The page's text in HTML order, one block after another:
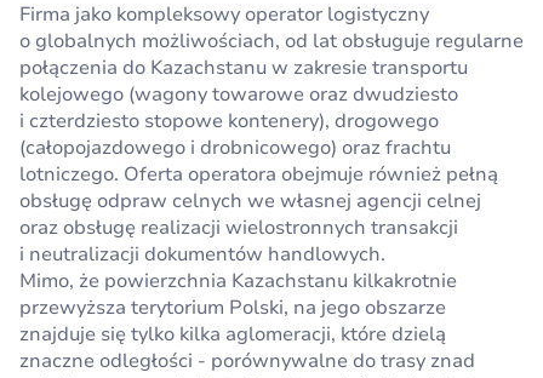
Firma jako kompleksowy operator logistyczny
o globalnych możliwościach, od lat obsługuje regularne
połączenia do Kazachstanu w zakresie transportu
kolejowego (wagony towarowe oraz dwudziesto
i czterdziesto stopowe kontenery), drogowego
(całopojazdowego i drobnicowego) oraz frachtu
lotniczego. Oferta operatora obejmuje również pełną
obsługę odpraw celnych we własnej agencji celnej
oraz obsługę realizacji wielostronnych transakcji
i neutralizacji dokumentów handlowych.
Mimo, że powierzchnia Kazachstanu kilkakrotnie
przewyższa terytorium Polski, na jego obszarze
znajduje się tylko kilka aglomeracji, które dzielą
znaczne odległości - porównywalne do trasy znad